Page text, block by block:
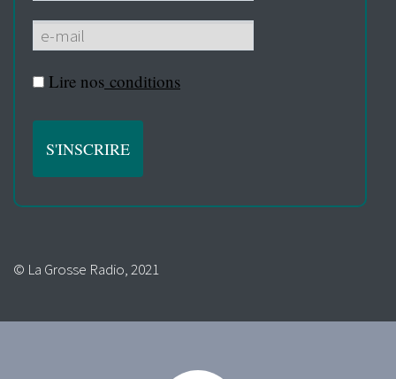
Lire nos conditions
© La Grosse Radio, 2021